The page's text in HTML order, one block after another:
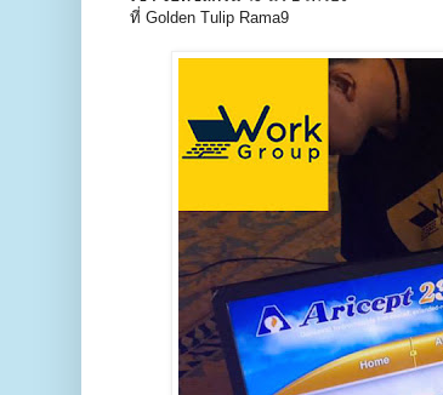
ที่ Golden Tulip Rama9